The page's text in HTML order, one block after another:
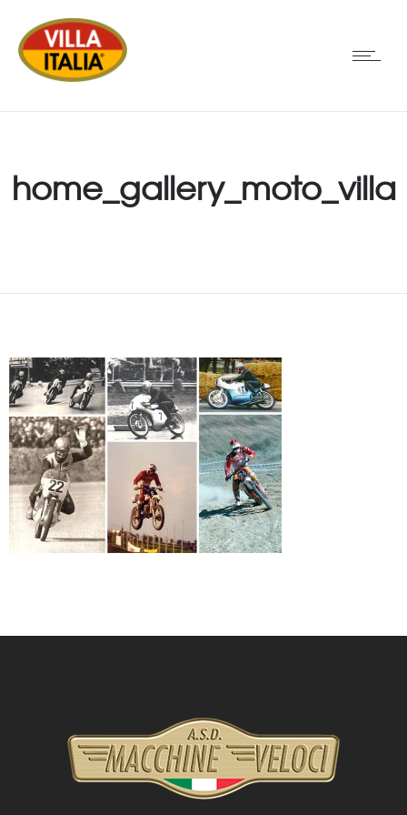
home_gallery_moto_villa